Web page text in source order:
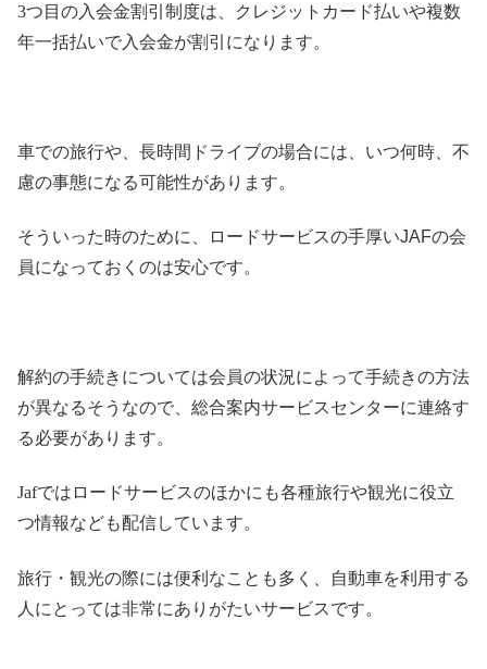
3つ目の入会金割引制度は、クレジットカード払いや複数
年一括払いで入会金が割引になります。
車での旅行や、長時間ドライブの場合には、いつ何時、不
慮の事態になる可能性があります。
そういった時のために、ロードサービスの手厚いJAFの会
員になっておくのは安心です。
解約の手続きについては会員の状況によって手続きの方法
が異なるそうなので、総合案内サービスセンターに連絡す
る必要があります。
Jafではロードサービスのほかにも各種旅行や観光に役立
つ情報なども配信しています。
旅行・観光の際には便利なことも多く、自動車を利用する
人にとっては非常にありがたいサービスです。